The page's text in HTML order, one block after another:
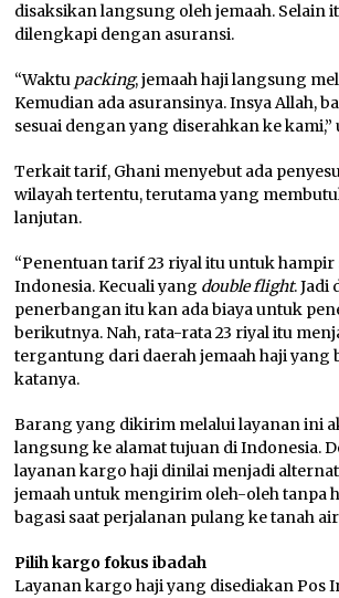
disaksikan langsung oleh jemaah. Selain
dilengkapi dengan asuransi.
“Waktu packing, jemaah haji langsung
Kemudian ada asuransinya. Insya Allah,
sesuai dengan yang diserahkan ke kami,”
Terkait tarif, Ghani menyebut ada
wilayah tertentu, terutama yang
lanjutan.
“Penentuan tarif 23 riyal itu untuk hampir
Indonesia. Kecuali yang double flight. Jadi
penerbangan itu kan ada biaya untuk
berikutnya. Nah, rata-rata 23 riyal itu
tergantung dari daerah jemaah haji yang
katanya.
Barang yang dikirim melalui layanan ini
langsung ke alamat tujuan di Indonesia.
layanan kargo haji dinilai menjadi
jemaah untuk mengirim oleh-oleh tanpa
bagasi saat perjalanan pulang ke tanah
Pilih kargo fokus ibadah
Layanan kargo haji yang disediakan Pos